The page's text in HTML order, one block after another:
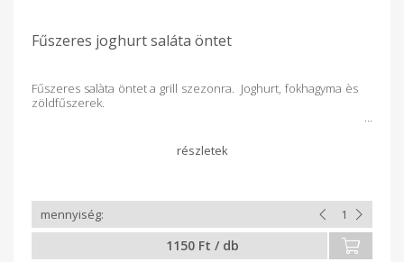
Fűszeres joghurt saláta öntet
Fűszeres salàta öntet a grill szezonra. Joghurt, fokhagyma ès
zöldfűszerek.
1150 Ft / db